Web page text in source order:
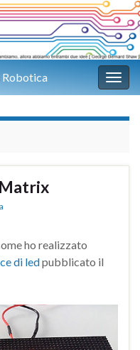
ho realizzato
di ledpubblicato il